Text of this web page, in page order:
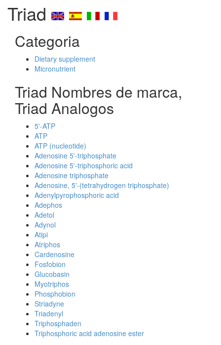
Triad
Categoria
Dietary supplement
Micronutrient
Triad Nombres de marca,
Triad Analogos
5'-ATP
ATP
ATP (nucleotide)
Adenosine 5'-triphosphate
Adenosine 5'-triphosphoric acid
Adenosine triphosphate
Adenosine, 5'-(tetrahydrogen triphosphate)
Adenylpyrophosphoric acid
Adephos
Adetol
Adynol
Atipi
Atriphos
Cardenosine
Fosfobion
Glucobasin
Myotriphos
Phosphobion
Striadyne
Triadenyl
Triphosphaden
Triphosphoric acid adenosine ester